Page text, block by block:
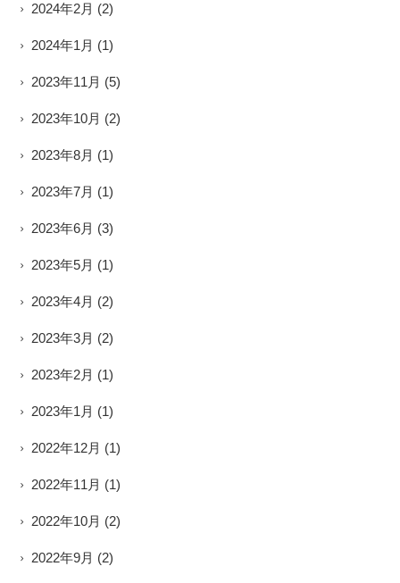
2024年2月 (2)
2024年1月 (1)
2023年11月 (5)
2023年10月 (2)
2023年8月 (1)
2023年7月 (1)
2023年6月 (3)
2023年5月 (1)
2023年4月 (2)
2023年3月 (2)
2023年2月 (1)
2023年1月 (1)
2022年12月 (1)
2022年11月 (1)
2022年10月 (2)
2022年9月 (2)